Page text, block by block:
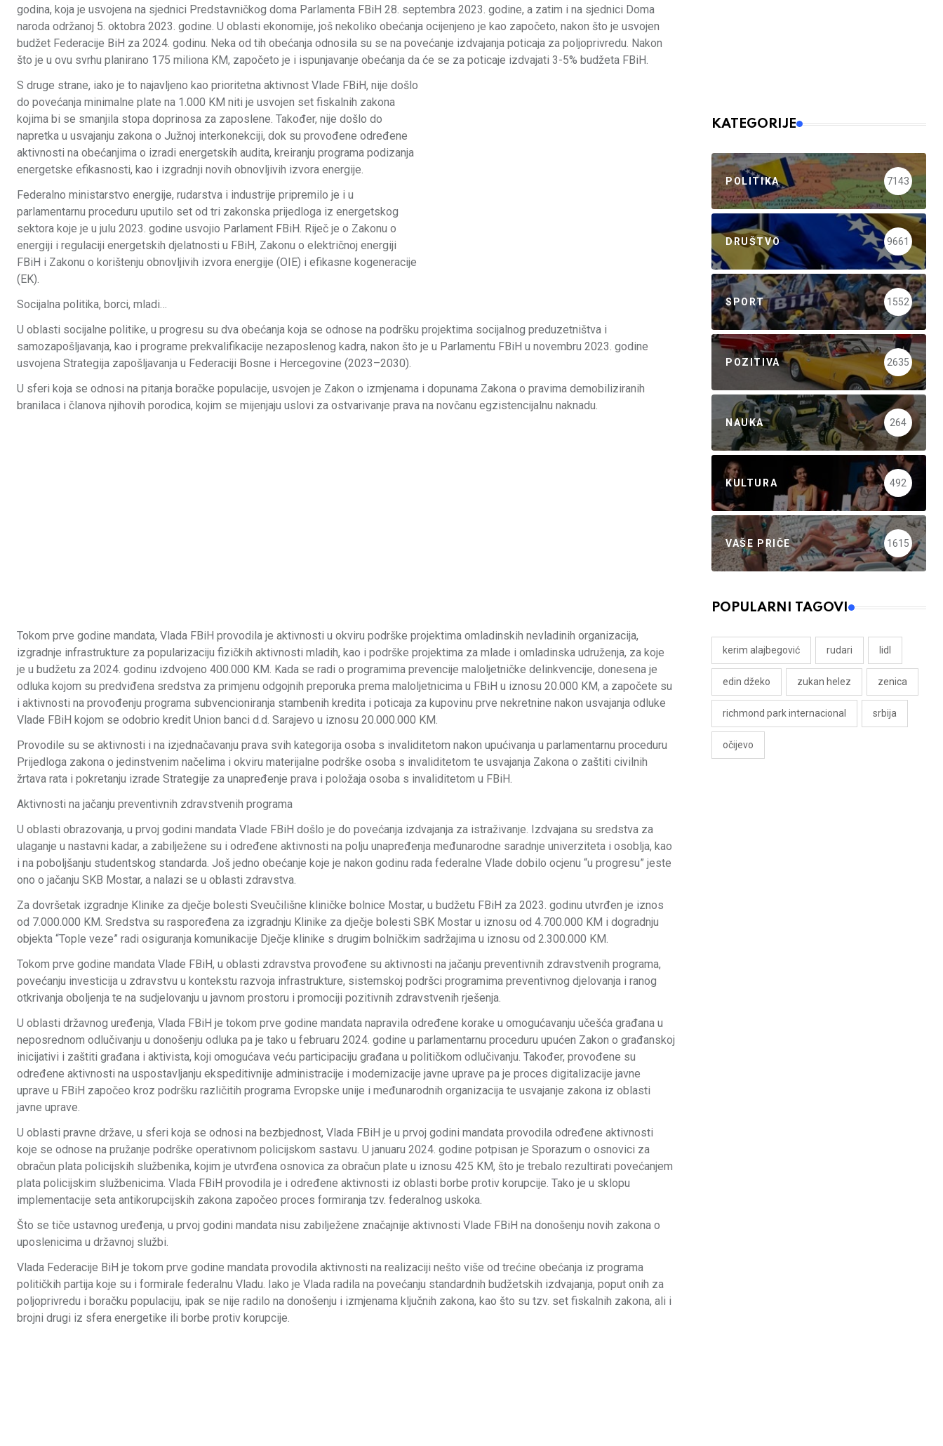
godina, koja je usvojena na sjednici Predstavničkog doma Parlamenta FBiH 28. septembra 2023. godine, a zatim i na sjednici Doma
naroda održanoj 5. oktobra 2023. godine. U oblasti ekonomije, još nekoliko obećanja ocijenjeno je kao započeto, nakon što je usvojen
budžet Federacije BiH za 2024. godinu. Neka od tih obećanja odnosila su se na povećanje izdvajanja poticaja za poljoprivredu. Nakon
što je u ovu svrhu planirano 175 miliona KM, započeto je i ispunjavanje obećanja da će se za poticaje izdvajati 3-5% budžeta FBiH.
S druge strane, iako je to najavljeno kao prioritetna aktivnost Vlade FBiH, nije došlo
do povećanja minimalne plate na 1.000 KM niti je usvojen set fiskalnih zakona
kojima bi se smanjila stopa doprinosa za zaposlene. Također, nije došlo do
napretka u usvajanju zakona o Južnoj interkonekciji, dok su provođene određene
aktivnosti na obećanjima o izradi energetskih audita, kreiranju programa podizanja
energetske efikasnosti, kao i izgradnji novih obnovljivih izvora energije.
Federalno ministarstvo energije, rudarstva i industrije pripremilo je i u
parlamentarnu proceduru uputilo set od tri zakonska prijedloga iz energetskog
sektora koje je u julu 2023. godine usvojio Parlament FBiH. Riječ je o Zakonu o
energiji i regulaciji energetskih djelatnosti u FBiH, Zakonu o električnoj energiji
FBiH i Zakonu o korištenju obnovljivih izvora energije (OIE) i efikasne kogeneracije
(EK).
Socijalna politika, borci, mladi…
U oblasti socijalne politike, u progresu su dva obećanja koja se odnose na podršku projektima socijalnog preduzetništva i
samozapošljavanja, kao i programe prekvalifikacije nezaposlenog kadra, nakon što je u Parlamentu FBiH u novembru 2023. godine
usvojena Strategija zapošljavanja u Federaciji Bosne i Hercegovine (2023–2030).
U sferi koja se odnosi na pitanja boračke populacije, usvojen je Zakon o izmjenama i dopunama Zakona o pravima demobiliziranih
branilaca i članova njihovih porodica, kojim se mijenjaju uslovi za ostvarivanje prava na novčanu egzistencijalnu naknadu.
Tokom prve godine mandata, Vlada FBiH provodila je aktivnosti u okviru podrške projektima omladinskih nevladinih organizacija,
izgradnje infrastrukture za popularizaciju fizičkih aktivnosti mladih, kao i podrške projektima za mlade i omladinska udruženja, za koje
je u budžetu za 2024. godinu izdvojeno 400.000 KM. Kada se radi o programima prevencije maloljetničke delinkvencije, donesena je
odluka kojom su predviđena sredstva za primjenu odgojnih preporuka prema maloljetnicima u FBiH u iznosu 20.000 KM, a započete su
i aktivnosti na provođenju programa subvencioniranja stambenih kredita i poticaja za kupovinu prve nekretnine nakon usvajanja odluke
Vlade FBiH kojom se odobrio kredit Union banci d.d. Sarajevo u iznosu 20.000.000 KM.
Provodile su se aktivnosti i na izjednačavanju prava svih kategorija osoba s invaliditetom nakon upućivanja u parlamentarnu proceduru
Prijedloga zakona o jedinstvenim načelima i okviru materijalne podrške osoba s invaliditetom te usvajanja Zakona o zaštiti civilnih
žrtava rata i pokretanju izrade Strategije za unapređenje prava i položaja osoba s invaliditetom u FBiH.
Aktivnosti na jačanju preventivnih zdravstvenih programa
U oblasti obrazovanja, u prvoj godini mandata Vlade FBiH došlo je do povećanja izdvajanja za istraživanje. Izdvajana su sredstva za
ulaganje u nastavni kadar, a zabilježene su i određene aktivnosti na polju unapređenja međunarodne saradnje univerziteta i osoblja, kao
i na poboljšanju studentskog standarda. Još jedno obećanje koje je nakon godinu rada federalne Vlade dobilo ocjenu “u progresu” jeste
ono o jačanju SKB Mostar, a nalazi se u oblasti zdravstva.
Za dovršetak izgradnje Klinike za dječje bolesti Sveučilišne kliničke bolnice Mostar, u budžetu FBiH za 2023. godinu utvrđen je iznos
od 7.000.000 KM. Sredstva su raspoređena za izgradnju Klinike za dječje bolesti SBK Mostar u iznosu od 4.700.000 KM i dogradnju
objekta “Tople veze” radi osiguranja komunikacije Dječje klinike s drugim bolničkim sadržajima u iznosu od 2.300.000 KM.
Tokom prve godine mandata Vlade FBiH, u oblasti zdravstva provođene su aktivnosti na jačanju preventivnih zdravstvenih programa,
povećanju investicija u zdravstvu u kontekstu razvoja infrastrukture, sistemskoj podršci programima preventivnog djelovanja i ranog
otkrivanja oboljenja te na sudjelovanju u javnom prostoru i promociji pozitivnih zdravstvenih rješenja.
U oblasti državnog uređenja, Vlada FBiH je tokom prve godine mandata napravila određene korake u omogućavanju učešća građana u
neposrednom odlučivanju u donošenju odluka pa je tako u februaru 2024. godine u parlamentarnu proceduru upućen Zakon o građanskoj
inicijativi i zaštiti građana i aktivista, koji omogućava veću participaciju građana u političkom odlučivanju. Također, provođene su
određene aktivnosti na uspostavljanju ekspeditivnije administracije i modernizacije javne uprave pa je proces digitalizacije javne
uprave u FBiH započeo kroz podršku različitih programa Evropske unije i međunarodnih organizacija te usvajanje zakona iz oblasti
javne uprave.
U oblasti pravne države, u sferi koja se odnosi na bezbjednost, Vlada FBiH je u prvoj godini mandata provodila određene aktivnosti
koje se odnose na pružanje podrške operativnom policijskom sastavu. U januaru 2024. godine potpisan je Sporazum o osnovici za
obračun plata policijskih službenika, kojim je utvrđena osnovica za obračun plate u iznosu 425 KM, što je trebalo rezultirati povećanjem
plata policijskim službenicima. Vlada FBiH provodila je i određene aktivnosti iz oblasti borbe protiv korupcije. Tako je u sklopu
implementacije seta antikorupcijskih zakona započeo proces formiranja tzv. federalnog uskoka.
Što se tiče ustavnog uređenja, u prvoj godini mandata nisu zabilježene značajnije aktivnosti Vlade FBiH na donošenju novih zakona o
uposlenicima u državnoj službi.
Vlada Federacije BiH je tokom prve godine mandata provodila aktivnosti na realizaciji nešto više od trećine obećanja iz programa
političkih partija koje su i formirale federalnu Vladu. Iako je Vlada radila na povećanju standardnih budžetskih izdvajanja, poput onih za
poljoprivredu i boračku populaciju, ipak se nije radilo na donošenju i izmjenama ključnih zakona, kao što su tzv. set fiskalnih zakona, ali i
brojni drugi iz sfera energetike ili borbe protiv korupcije.
KATEGORIJE
POLITIKA 7143
DRUŠTVO 9661
SPORT 1552
POZITIVA 2635
NAUKA 264
KULTURA 492
VAŠE PRIČE 1615
POPULARNI TAGOVI
kerim alajbegović rudari lidl
edin džeko zukan helez zenica
richmond park internacional srbija
očijevo